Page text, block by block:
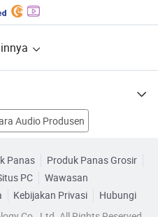
Audio Produsen
Panas
Produk Panas Grosir
PC
Wawasan
Kebijakan Privasi
Hubungi